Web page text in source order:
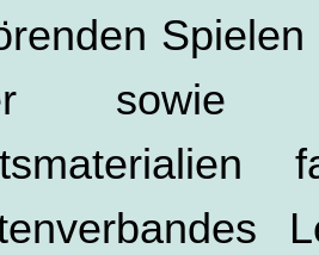
sowie